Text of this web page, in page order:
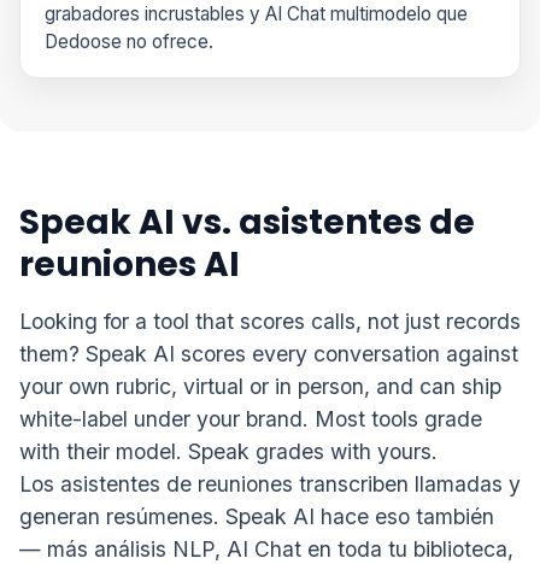
grabadores incrustables y AI Chat multimodelo que
Dedoose no ofrece.
Speak AI vs. asistentes de
reuniones AI
Looking for a tool that scores calls, not just records
them? Speak AI scores every conversation against
your own rubric, virtual or in person, and can ship
white-label under your brand. Most tools grade
with their model. Speak grades with yours.
Los asistentes de reuniones transcriben llamadas y
generan resúmenes. Speak AI hace eso también
— más análisis NLP, AI Chat en toda tu biblioteca,